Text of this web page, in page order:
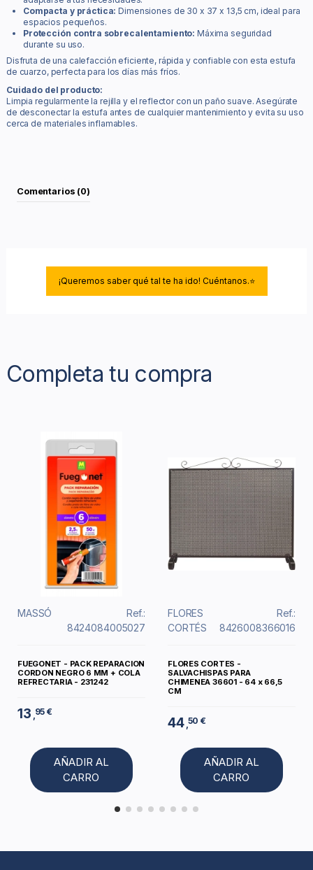
Compacta y práctica: Dimensiones de 30 x 37 x 13,5 cm, ideal para
espacios pequeños.
Protección contra sobrecalentamiento: Máxima seguridad
durante su uso.
Disfruta de una calefacción eficiente, rápida y confiable con esta estufa
de cuarzo, perfecta para los días más fríos.
Cuidado del producto:
Limpia regularmente la rejilla y el reflector con un paño suave. Asegúrate
de desconectar la estufa antes de cualquier mantenimiento y evita su uso
cerca de materiales inflamables.
Comentarios (0)
¡Queremos saber qué tal te ha ido! Cuéntanos.⭐
Completa tu compra
MASSÓ
Ref.:
8424084005027
FUEGONET - PACK REPARACION
CORDON NEGRO 6 MM + COLA
REFRECTARIA - 231242
13 ,95 €
AÑADIR AL
CARRO
FLORES
CORTÉS
Ref.:
8426008366016
FLORES CORTES -
SALVACHISPAS PARA
CHIMENEA 36601 - 64 x 66,5
CM
44 ,50 €
AÑADIR AL
CARRO